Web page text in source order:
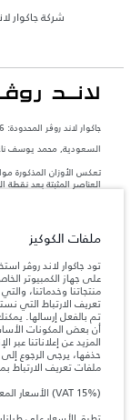
شركة جاكوار
جاكوار لاند روڨر المحدودة: 2026
السعودية, محمد يوسف
تعكس الأوزان المذكورة
العناصر المثبتة بعد نقطة
المعلومات والمواصفات
آخر، كما أنّها قد تتغير
والتحقق من الأسعار.
ملاحظة مهمة حول الصور
في مواصفات تصميم
للغاية، ونتيجة لذلك، قد
بالكامل بالنسبة إلى
سيتمكّن من تأكيد أي
الأرقام المقدمة هي
يتباين استهلك الوقود
الأرقام بغرض المقارنة
ملفات الكوكيز
تود جاكوار لاند روڤر
على جهاز الكمبيوتر
منتجاتنا وخدماتنا،
تعريف الارتباط التي
تم بالفعل إرسالها.
أن بعض المكونات
المزيد عن إعلاناتنا
حذفها، يرجى الرجوع إلى
ملفات تعريف الارتباط
(VAT 15%) الأسعار المعروضة تشمل ضريبة القيمة المضافة.